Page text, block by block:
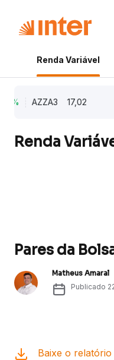
Renda Variável
AZZA3 17,02
Renda
Pares da
Matheus Amaral
Publicado
Baixe o